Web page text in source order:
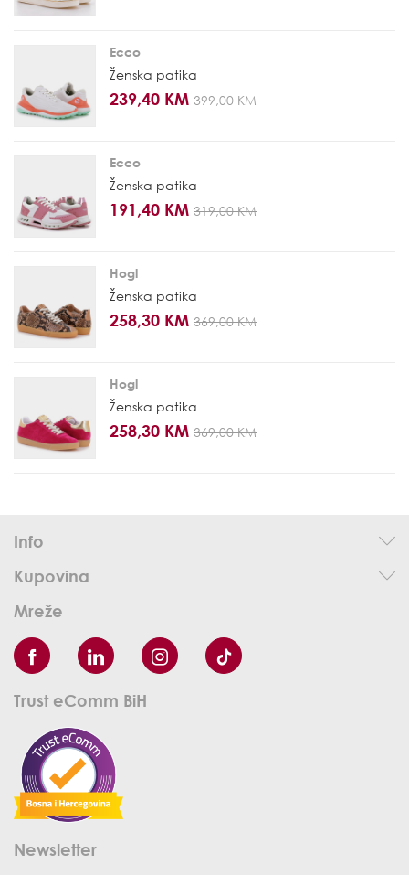
Ecco
Ženska patika
239,40 KM 399,00 KM
Ecco
Ženska patika
191,40 KM 319,00 KM
Hogl
Ženska patika
258,30 KM 369,00 KM
Hogl
Ženska patika
258,30 KM 369,00 KM
Info
Kupovina
Mreže
Trust eComm BiH
Newsletter